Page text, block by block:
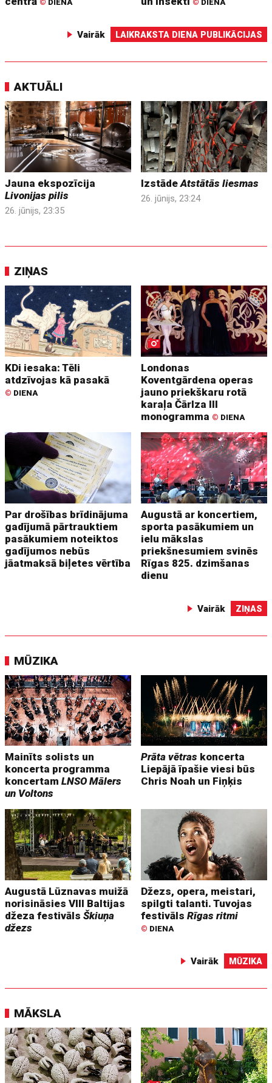
© DIENA © DIENA
Vairāk LAIKRAKSTA DIENA PUBLIKĀCIJAS
AKTUĀLI
Jauna ekspozīcija
Livonijas pilis
26. jūnijs, 23:35
IzstādeAtstātās liesmas
26. jūnijs, 23:24
ZIŅAS
KDi iesaka: Tēli
atdzīvojas kā pasakā
© DIENA
Londonas
Koventgārdena operas
jauno priekškaru rotā
karaļa Čārlza III
monogramma © DIENA
Par drošības brīdinājuma
gadījumā pārtrauktiem
pasākumiem noteiktos
gadījumos nebūs
jāatmaksā biļetes vērtība
Augustā ar koncertiem,
sporta pasākumiem un
ielu mākslas
priekšnesumiem svinēs
Rīgas 825. dzimšanas
dienu
Vairāk ZIŅAS
MŪZIKA
Mainīts solists un
koncerta programma
koncertamLNSO Mālers
un Voltons
Prāta vētras koncerta
Liepājā īpašie viesi būs
Chris Noah un Fiņķis
Augustā Lūznavas muižā
norisināsies VIII Baltijas
džeza festivālsŠkiuņa
džezs
Džezs, opera, meistari,
spilgti talanti. Tuvojas
festivālsRīgas ritmi
© DIENA
Vairāk MŪZIKA
MĀKSLA